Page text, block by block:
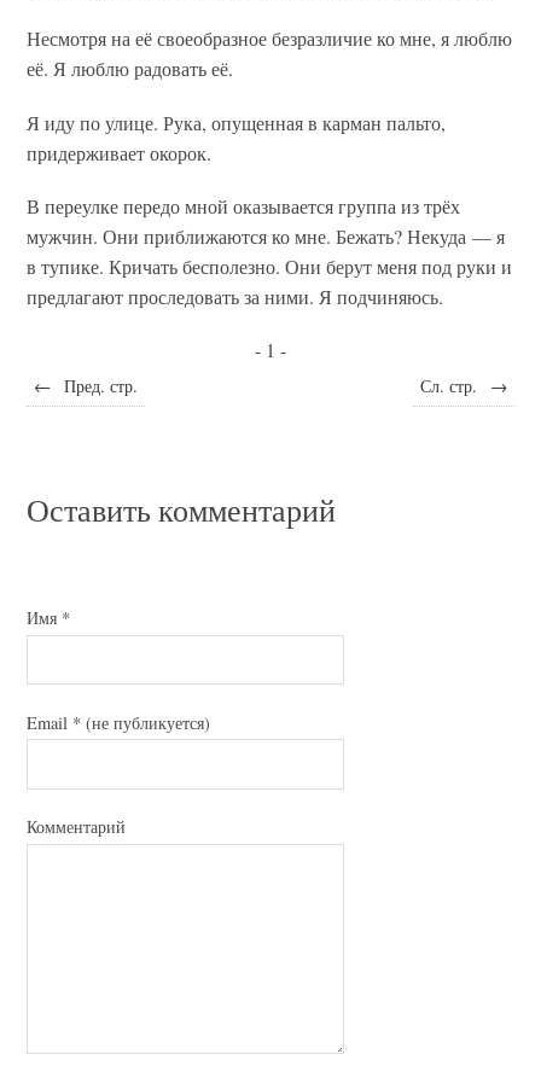
Несмотря на её своеобразное безразличие ко мне, я люблю
её. Я люблю радовать её.
Я иду по улице. Рука, опущенная в карман пальто,
придерживает окорок.
В переулке передо мной оказывается группа из трёх
мужчин. Они приближаются ко мне. Бежать? Некуда — я
в тупике. Кричать бесполезно. Они берут меня под руки и
предлагают проследовать за ними. Я подчиняюсь.
- 1 -
← Пред. стр. Сл. стр. →
Оставить комментарий
Имя *
Email * (не публикуется)
Комментарий